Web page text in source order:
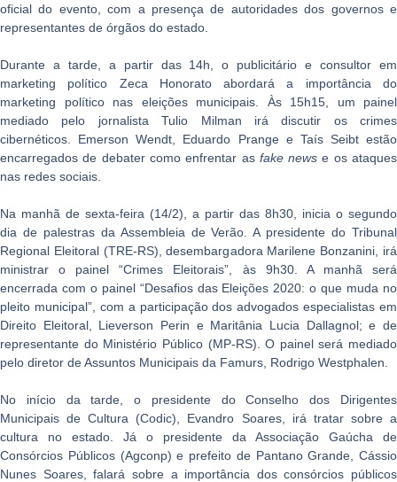
oficial do evento, com a presença de autoridades dos governos e
representantes de órgãos do estado.
Durante a tarde, a partir das 14h, o publicitário e consultor em
marketing político Zeca Honorato abordará a importância do
marketing político nas eleições municipais. Às 15h15, um painel
mediado pelo jornalista Tulio Milman irá discutir os crimes
cibernéticos. Emerson Wendt, Eduardo Prange e Taís Seibt estão
encarregados de debater como enfrentar as fake news e os ataques
nas redes sociais.
Na manhã de sexta-feira (14/2), a partir das 8h30, inicia o segundo
dia de palestras da Assembleia de Verão. A presidente do Tribunal
Regional Eleitoral (TRE-RS), desembargadora Marilene Bonzanini, irá
ministrar o painel “Crimes Eleitorais”, às 9h30. A manhã será
encerrada com o painel “Desafios das Eleições 2020: o que muda no
pleito municipal”, com a participação dos advogados especialistas em
Direito Eleitoral, Lieverson Perin e Maritânia Lucia Dallagnol; e de
representante do Ministério Público (MP-RS). O painel será mediado
pelo diretor de Assuntos Municipais da Famurs, Rodrigo Westphalen.
No início da tarde, o presidente do Conselho dos Dirigentes
Municipais de Cultura (Codic), Evandro Soares, irá tratar sobre a
cultura no estado. Já o presidente da Associação Gaúcha de
Consórcios Públicos (Agconp) e prefeito de Pantano Grande, Cássio
Nunes Soares, falará sobre a importância dos consórcios públicos